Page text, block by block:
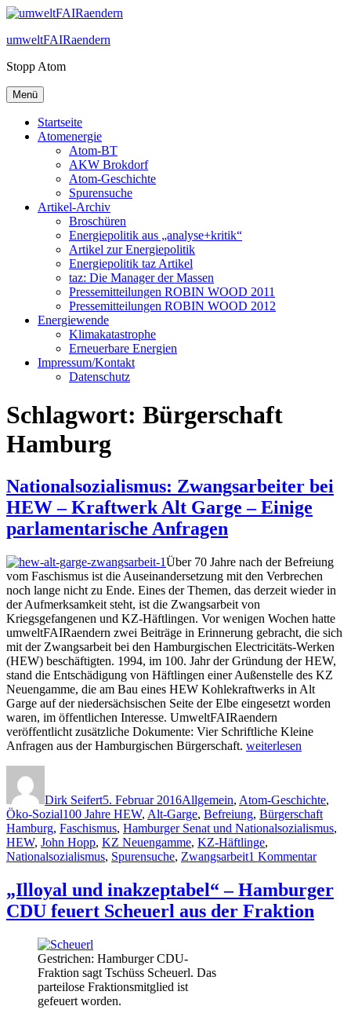
Zum
springen
umweltFAIRaendern
Stopp Atom
Menü
Startseite
Atomenergie
Atom-BT
AKW Brokdorf
Atom-Geschichte
Spurensuche
Artikel-Archiv
Broschüren
Energiepolitik aus „analyse+kritik“
Artikel zur Energiepolitik
Energiepolitik taz Artikel
taz: Die Manager der Massen
Pressemitteilungen ROBIN WOOD 2011
Pressemitteilungen ROBIN WOOD 2012
Energiewende
Klimakatastrophe
Erneuerbare Energien
Impressum/Kontakt
Datenschutz
Schlagwort: Bürgerschaft
Hamburg
Nationalsozialismus: Zwangsarbeiter bei
HEW – Kraftwerk Alt Garge – Einige
parlamentarische Anfragen
Über 70 Jahre nach der Befreiung
vom Faschismus ist die Auseinandersetzung mit den Verbrechen
noch lange nicht zu Ende. Eines der Themen, das derzeit wieder in
der Aufmerksamkeit steht, ist die Zwangsarbeit von
Kriegsgefangenen und KZ-Häftlingen. Vor wenigen Wochen hatte
umweltFAIRaendern zwei Beiträge in Erinnerung gebracht, die sich
mit der Zwangsarbeit bei den Hamburgischen Electricitäts-Werken
(HEW) beschäftigten. 1994, im 100. Jahr der Gründung der HEW,
stand die Entschädigung von Häftlingen einer Außenstelle des KZ
Neuengamme, die am Bau eines HEW Kohlekraftwerks in Alt
Garge auf der niedersächsischen Seite der Elbe eingesetzt worden
waren, im öffentlichen Interesse. UmweltFAIRaendern
veröffentlicht zusätzliche Dokumente: Vier Schriftliche Kleine
Anfragen aus der Hamburgischen Bürgerschaft.
–
Kraftwerk
Alt
Garge
–
parlamentarische
Anfragen“
weiterlesen
Dirk Seifert5. Februar 2016Allgemein, Atom-Geschichte,
Öko-SozialSchlagwörter
100 Jahre HEW, Alt-Garge, Befreiung, Bürgerschaft
Hamburg, Faschismus, Hamburger Senat und Nationalsozialismus,
HEW, John Hopp, KZ Neuengamme, KZ-Häftlinge,
Nationalsozialismus, Spurensuche, Zwangsarbeit1 Kommentarzu
bei
„Illoyal und inakzeptabel“ – Hamburger
CDU feuert Scheuerl aus der Fraktion
Gestrichen: Hamburger CDU-
Fraktion sagt Tschüss Scheuerl. Das
parteilose Fraktionsmitglied ist
gefeuert worden.